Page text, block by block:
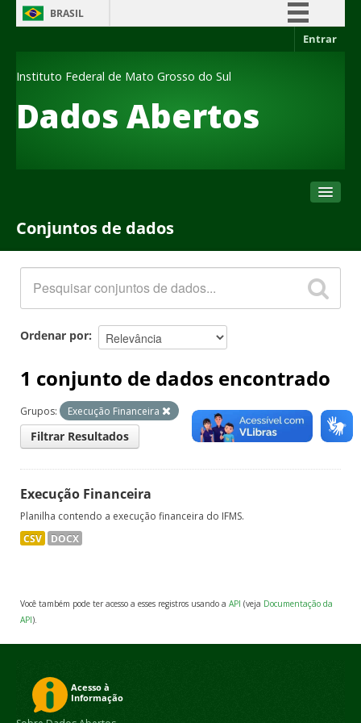
BRASIL
Acesso à informação
Canais
Entrar
Dados Abertos
Instituto Federal de Mato Grosso do Sul
Conjuntos de dados
Organizações
Sobre
Conjuntos de dados
Ordenar por
1 conjunto de dados encontrado
Grupos: Execução Financeira
Filtrar Resultados
Execução Financeira
Planilha contendo a execução financeira do IFMS.
CSV DOCX
Você também pode ter acesso a esses registros usando a API (veja Documentação da
API).